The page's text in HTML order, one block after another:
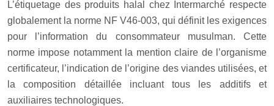
L’étiquetage des produits halal chez Intermarché respecte
globalement la norme NF V46-003, qui définit les exigences
pour l’information du consommateur musulman. Cette
norme impose notamment la mention claire de l’organisme
certificateur, l’indication de l’origine des viandes utilisées, et
la composition détaillée incluant tous les additifs et
auxiliaires technologiques.